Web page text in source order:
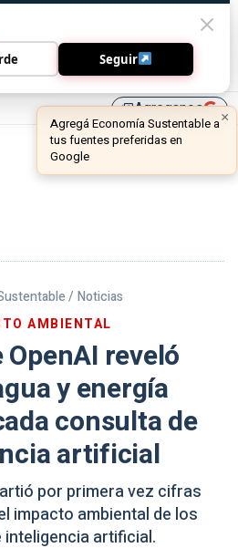
library_addAgreganos
/ Noticias
AMBIENTAL
OpenAI reveló
y energía
consulta de
artificial
por primera vez cifras
impacto ambiental de los
artificial.
Seguir